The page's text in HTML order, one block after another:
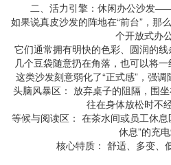
二、活力引擎：休闲办公沙发
如果说真皮沙发的阵地在“前台”，那
个开放式办公
它们通常拥有明快的色彩、圆润的
几个豆袋随意扔在角落，也可以将一
这类沙发刻意弱化了“正式感”，强调
头脑风暴区： 放弃桌子的阻隔，围
往在身体放松时不
等候与阅读区： 在茶水间或员工休
休息”的充电
核心特质： 舒适、多变、